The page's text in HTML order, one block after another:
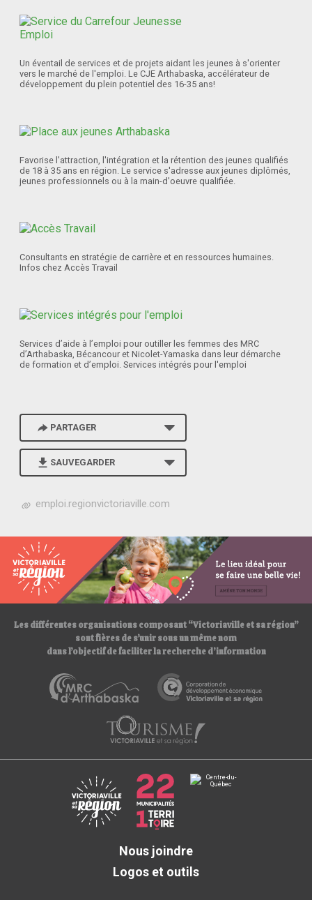
Un éventail de services et de projets aidant les jeunes à s'orienter
vers le marché de l'emploi. Le CJE Arthabaska, accélérateur de
développement du plein potentiel des 16-35 ans!
Favorise l'attraction, l'intégration et la rétention des jeunes qualifiés
de 18 à 35 ans en région. Le service s'adresse aux jeunes diplômés,
jeunes professionnels ou à la main-d'oeuvre qualifiée.
Consultants en stratégie de carrière et en ressources humaines.
Infos chez Accès Travail
Services d’aide à l’emploi pour outiller les femmes des MRC
d’Arthabaska, Bécancour et Nicolet-Yamaska dans leur démarche
de formation et d’emploi. Services intégrés pour l'emploi
PARTAGER
SAUVEGARDER
h
p
s
:
/
/
emploi.regionvictoriaville.com
Les différentes organisations composant “Victoriaville et sa région”
sont fières de s’unir sous un même nom
dans l’objectif de faciliter la recherche d’information
Nous joindre
Logos et outils